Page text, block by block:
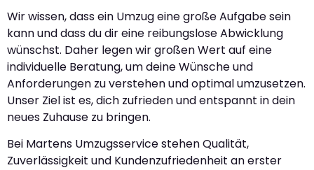
Wir wissen, dass ein Umzug eine große Aufgabe sein
kann und dass du dir eine reibungslose Abwicklung
wünschst. Daher legen wir großen Wert auf eine
individuelle Beratung, um deine Wünsche und
Anforderungen zu verstehen und optimal umzusetzen.
Unser Ziel ist es, dich zufrieden und entspannt in dein
neues Zuhause zu bringen.
Bei Martens Umzugsservice stehen Qualität,
Zuverlässigkeit und Kundenzufriedenheit an erster